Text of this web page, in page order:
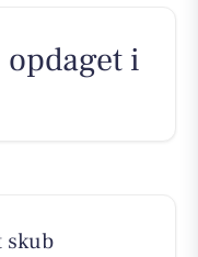
i
skub